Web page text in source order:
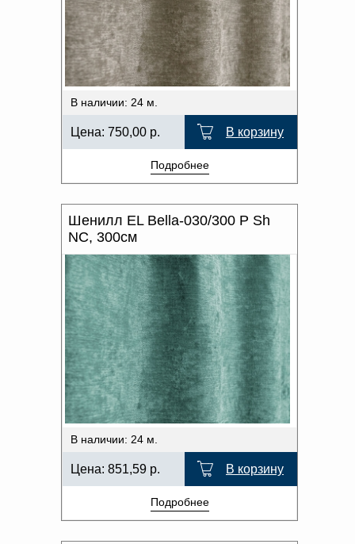
В наличии: 24 м.
Цена: 750,00 р. В корзину
Подробнее
Шенилл EL Bella-030/300 P Sh
NC, 300см
В наличии: 24 м.
Цена: 851,59 р. В корзину
Подробнее